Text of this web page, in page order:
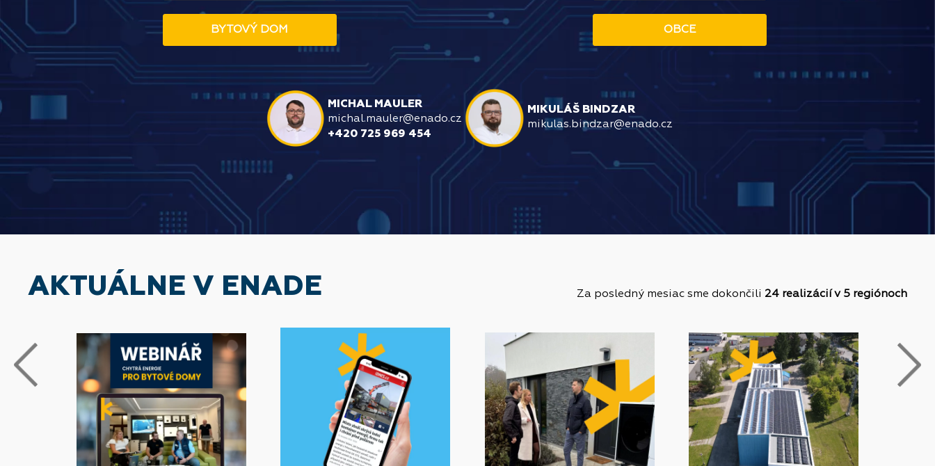
BYTOVÝ DOM
MICHAL MAULER
michal.mauler@enado.cz
+420 725 969 454
OBCE
MIKULÁŠ BINDZAR
mikulas.bindzar@enado.cz
AKTUÁLNE V ENADE Za posledný mesiac sme dokončili 24 realizácií v 5 regiónoch